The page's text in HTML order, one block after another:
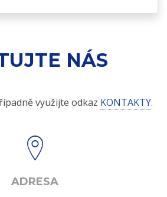
NÁS
využijte odkaz KONTAKTY.
ADRESA